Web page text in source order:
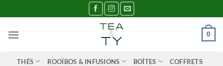
au
contenu
0
THÉS ROOÏBOS & INFUSIONS BOÎTES COFFRETS